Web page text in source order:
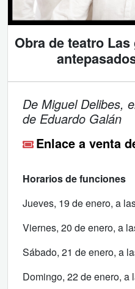
Obra de teatro
De Miguel Delibes,
de Eduardo Galán
Enlace a venta
Horarios de funciones
Jueves, 19 de enero, a
Viernes, 20 de enero, a
Sábado, 21 de enero, a
Domingo, 22 de enero, a